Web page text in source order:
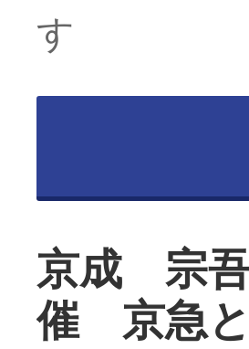
す
京成 宗吾
催 京急